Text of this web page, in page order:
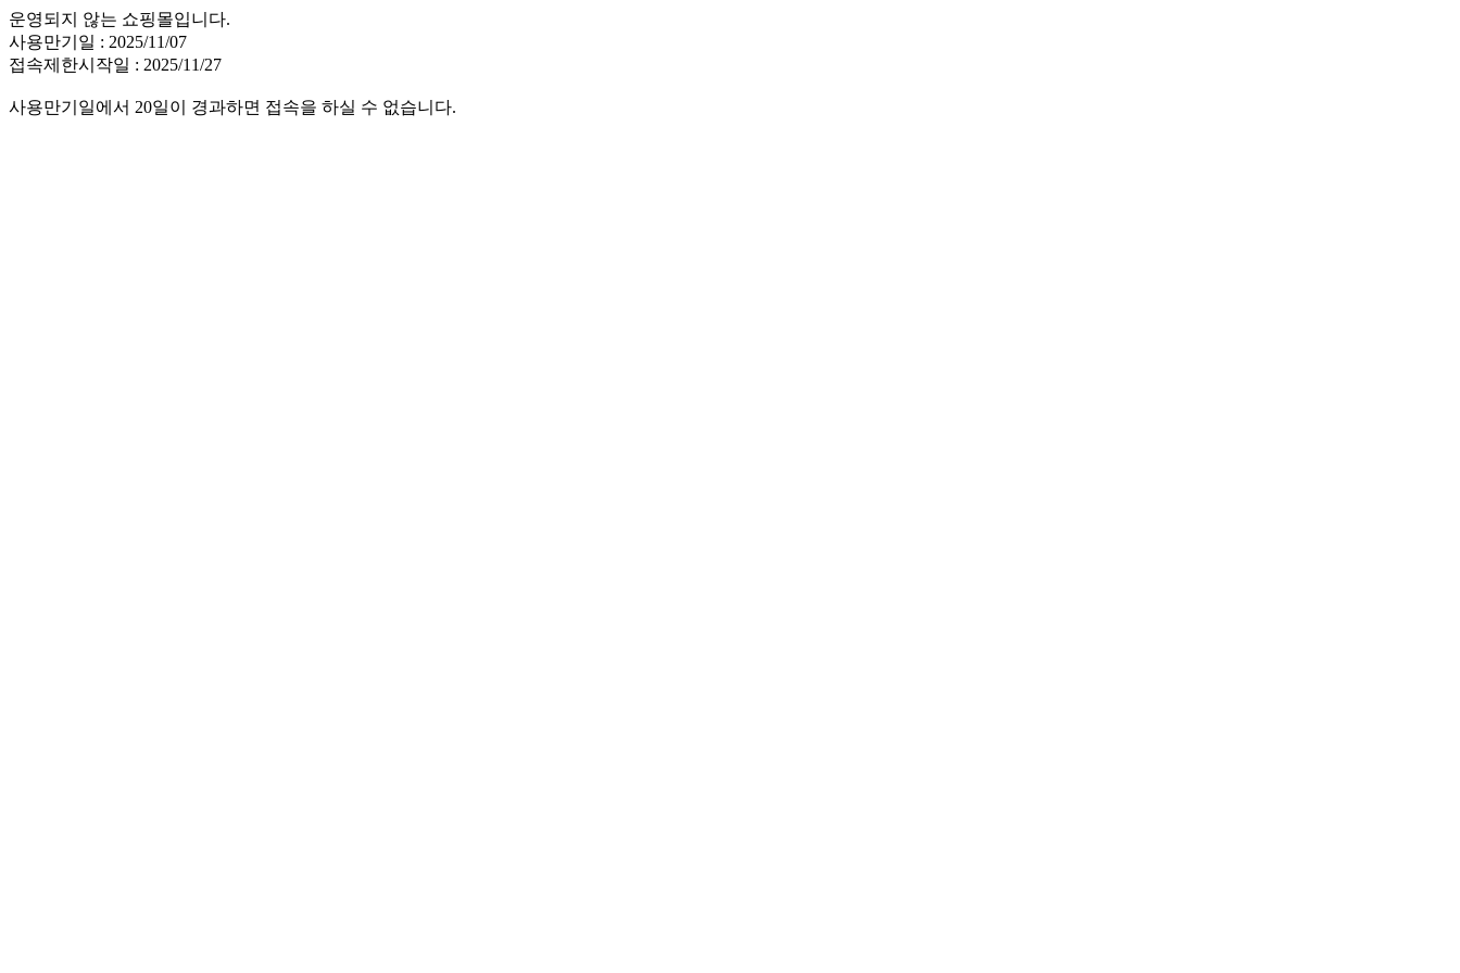
운영되지 않는 쇼핑몰입니다.
사용만기일 : 2025/11/07
접속제한시작일 : 2025/11/27
사용만기일에서 20일이 경과하면 접속을 하실 수 없습니다.